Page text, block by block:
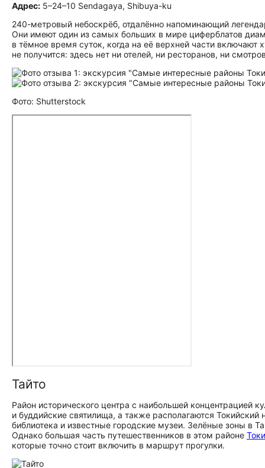
Адрес: 5–24–10 Sendagaya, Shibuya-ku
240-метровый небоскрёб, отдалённо напоминающий
Они имеют один из самых больших в мире циферблатов
в тёмное время суток, когда на её верхней части
не получится: здесь нет ни отелей, ни ресторанов, ни
Фото: Shutterstock
Тайто
Район исторического центра с наибольшей концентрацией
и буддийские святилища, а также располагаются
библиотека и известные городские музеи. Зелёные зоны
Однако большая часть путешественников в этом районе
которые точно стоит включить в маршрут прогулки.